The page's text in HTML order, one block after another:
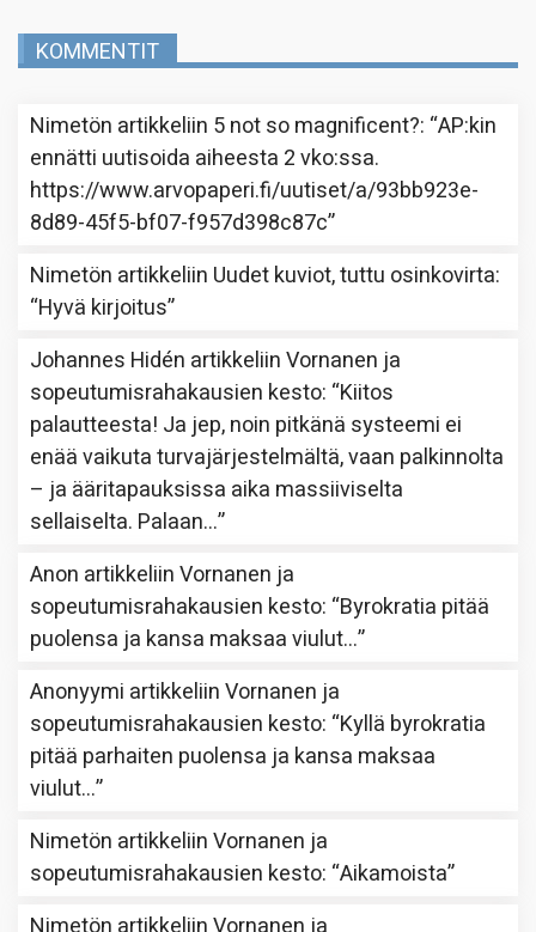
KOMMENTIT
Nimetön artikkeliin 5 not so magnificent?: “AP:kin
ennätti uutisoida aiheesta 2 vko:ssa.
https://www.arvopaperi.fi/uutiset/a/93bb923e-
8d89-45f5-bf07-f957d398c87c”
Nimetön artikkeliin Uudet kuviot, tuttu osinkovirta:
“Hyvä kirjoitus”
Johannes Hidén artikkeliinVornanen ja
sopeutumisrahakausien kesto: “Kiitos
palautteesta! Ja jep, noin pitkänä systeemi ei
enää vaikuta turvajärjestelmältä, vaan palkinnolta
– ja ääritapauksissa aika massiiviselta
sellaiselta. Palaan…”
Anon artikkeliinVornanen ja
sopeutumisrahakausien kesto: “Byrokratia pitää
puolensa ja kansa maksaa viulut…”
Anonyymi artikkeliinVornanen ja
sopeutumisrahakausien kesto: “Kyllä byrokratia
pitää parhaiten puolensa ja kansa maksaa
viulut…”
Nimetön artikkeliinVornanen ja
sopeutumisrahakausien kesto: “Aikamoista”